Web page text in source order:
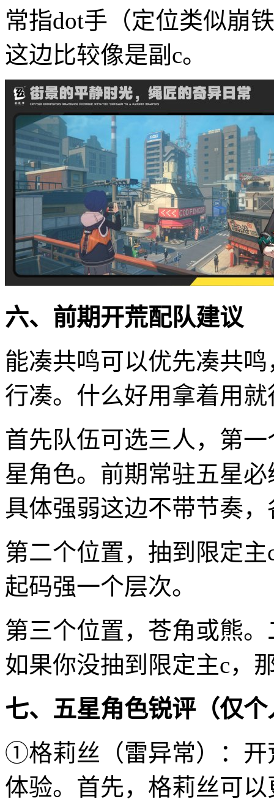
常指dot手（定位类似崩
这边比较像是副c。
六、前期开荒配队建议
能凑共鸣可以优先凑共
行凑。什么好用拿着用就
首先队伍可选三人，第
星角色。前期常驻五星
具体强弱这边不带节奏
第二个位置，抽到限定
起码强一个层次。
第三个位置，苍角或熊
如果你没抽到限定主c，
七、五星角色锐评（仅
①格莉丝（雷异常）：开
体验。首先，格莉丝可